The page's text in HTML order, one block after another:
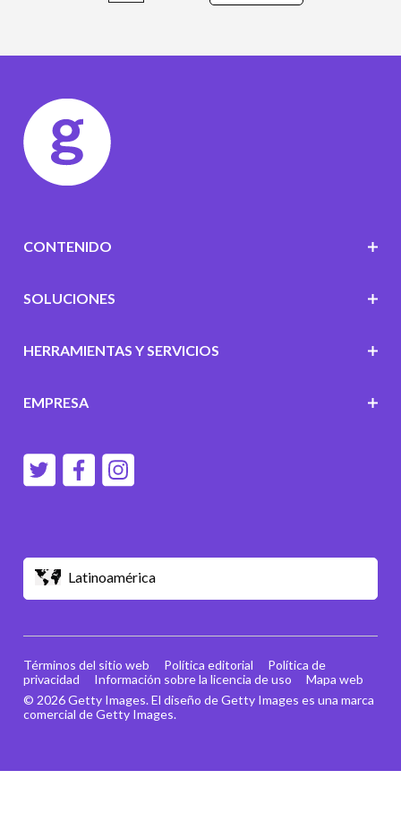
Latinoamérica
CONTENIDO
SOLUCIONES
HERRAMIENTAS Y SERVICIOS
EMPRESA
© 2026 Getty Images. El diseño de Getty Images es una marca
comercial de Getty Images.
Términos del sitio web Política editorial
Política de
privacidad
Información sobre la licencia de uso Mapa web